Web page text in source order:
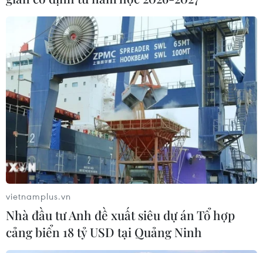
Chính phủ Australia áp dụng lại chính sách đánh thuế
carbon.
Lý do Mỹ vẫn quan tâm đến vấn đề biến
vietnamplus.vn
Nhà đầu tư Anh đề xuất siêu dự án Tổ hợp
cảng biển 18 tỷ USD tại Quảng Ninh